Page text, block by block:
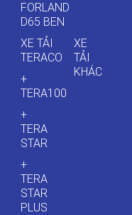
FORLAND
D65 BEN
XE TẢI
TERACO
+
TERA100
+
TERA
STAR
+
TERA
STAR
PLUS
XE
TẢI
KHÁC